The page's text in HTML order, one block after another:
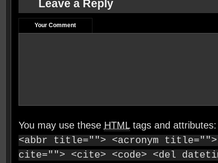
Leave a Reply
Your Comment
You may use these HTMLtags and
<abbr title=""> <acronym title="">
cite=""> <cite> <code> <del